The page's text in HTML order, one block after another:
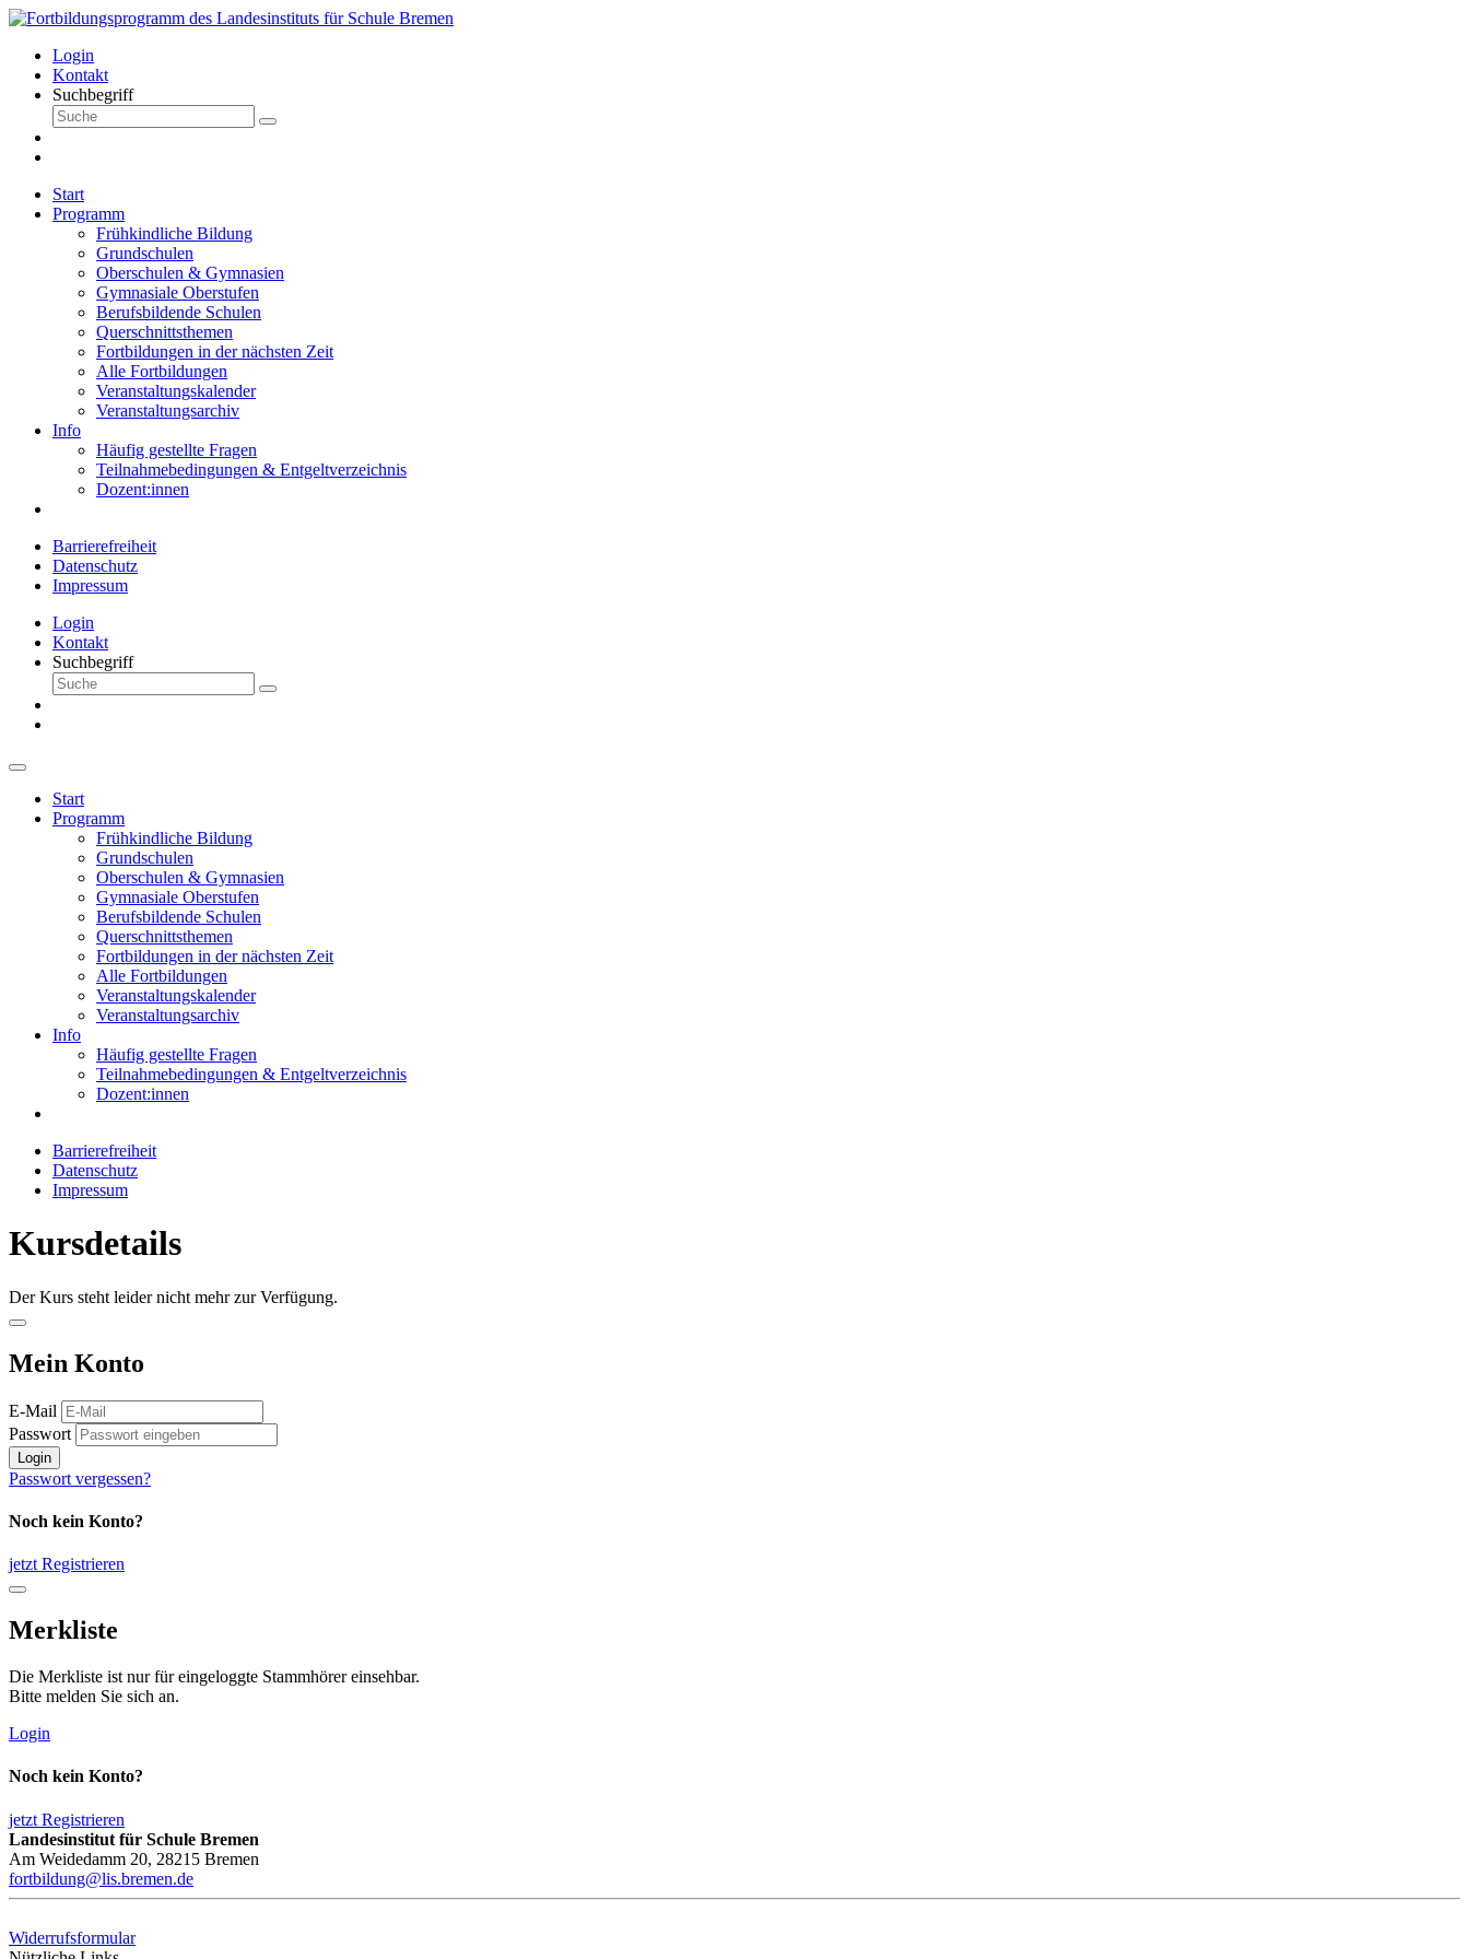
Login
Kontakt
Suchbegriff
Start
Programm
Frühkindliche Bildung
Grundschulen
Oberschulen & Gymnasien
Gymnasiale Oberstufen
Berufsbildende Schulen
Querschnittsthemen
Fortbildungen in der nächsten Zeit
Alle Fortbildungen
Veranstaltungskalender
Veranstaltungsarchiv
Info
Häufig gestellte Fragen
Teilnahmebedingungen & Entgeltverzeichnis
Dozent:innen
Barrierefreiheit
Datenschutz
Impressum
Login
Kontakt
Suchbegriff
Start
Programm
Frühkindliche Bildung
Grundschulen
Oberschulen & Gymnasien
Gymnasiale Oberstufen
Berufsbildende Schulen
Querschnittsthemen
Fortbildungen in der nächsten Zeit
Alle Fortbildungen
Veranstaltungskalender
Veranstaltungsarchiv
Info
Häufig gestellte Fragen
Teilnahmebedingungen & Entgeltverzeichnis
Dozent:innen
Barrierefreiheit
Datenschutz
Impressum
Kursdetails
Der Kurs steht leider nicht mehr zur Verfügung.
Mein Konto
E-Mail
Passwort
Login
Passwort vergessen?
Noch kein Konto?
jetzt Registrieren
Merkliste
Die Merkliste ist nur für eingeloggte Stammhörer einsehbar.
Bitte melden Sie sich an.
Login
Noch kein Konto?
jetzt Registrieren
Landesinstitut für Schule Bremen
Am Weidedamm 20, 28215 Bremen
fortbildung@lis.bremen.de
Widerrufsformular